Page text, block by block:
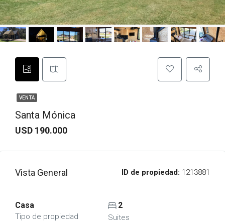
VENTA
Santa Mónica
USD 190.000
Vista General ID de propiedad: 1213881
Casa
Tipo de propiedad
2
Suites